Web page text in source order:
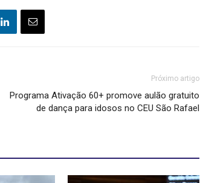
Próximo artigo
Programa Ativação 60+ promove aulão gratuito
de dança para idosos no CEU São Rafael